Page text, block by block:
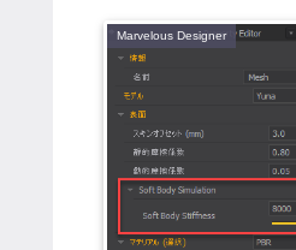
Marvelous Designer